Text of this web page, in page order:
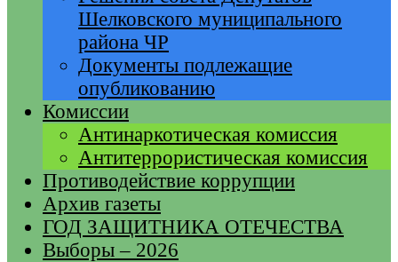
Шелковского муниципального
района ЧР
Документы подлежащие
опубликованию
Комиссии
Антинаркотическая комиссия
Антитеррористическая комиссия
Противодействие коррупции
Архив газеты
ГОД ЗАЩИТНИКА ОТЕЧЕСТВА
Выборы – 2026